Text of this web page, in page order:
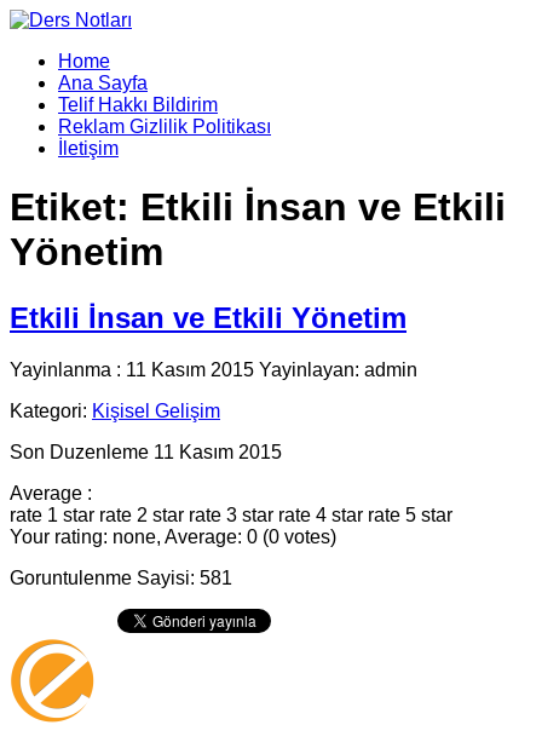
Home
Ana Sayfa
Telif Hakkı Bildirim
Reklam Gizlilik Politikası
İletişim
Etiket: Etkili İnsan ve Etkili
Yönetim
Etkili İnsan ve Etkili Yönetim
Yayinlanma : 11 Kasım 2015 Yayinlayan: admin
Kategori: Kişisel Gelişim
Son Duzenleme 11 Kasım 2015
Average :
rate 1 star rate 2 star rate 3 star rate 4 star rate 5 star
Your rating: none, Average: 0 (0 votes)
Goruntulenme Sayisi: 581